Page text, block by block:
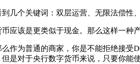
几个关键词：双层运营、无限法偿性
应该是更类似于现金。那么这样一种
作为普通的商家，你是不能拒绝接
是对于央行数字货币来说，只要你